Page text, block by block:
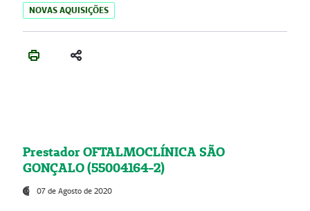
NOVAS AQUISIÇÕES
Prestador OFTALMOCLÍNICA SÃO
GONÇALO (55004164-2)
07 de Agosto de 2020